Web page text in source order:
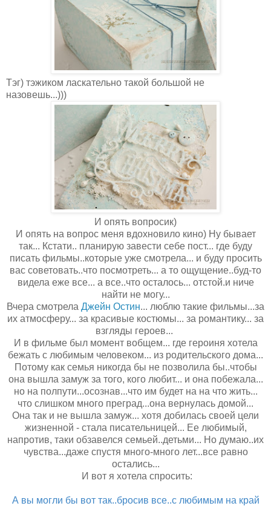
Тэг) тэжиком ласкательно такой большой не
назовешь...)))
И опять вопросик)
И опять на вопрос меня вдохновило кино) Ну бывает
так... Кстати.. планирую завести себе пост... где буду
писать фильмы..которые уже смотрела... и буду просить
вас советовать..что посмотреть... а то ощущение..буд-то
видела еже все... а все..что осталось... отстой.и ниче
найти не могу...
Вчера смотрела Джейн Остин... люблю такие фильмы...за
их атмосферу... за красивые костюмы... за романтику... за
взгляды героев...
И в фильме был момент вобщем... где героиня хотела
бежать с любимым человеком... из родительского дома...
Потому как семья никогда бы не позволила бы..чтобы
она вышла замуж за того, кого любит... и она побежала...
но на полпути...осознав...что им будет на на что жить...
что слишком много преград...она вернулась домой...
Она так и не вышла замуж... хотя добилась своей цели
жизненной - стала писательницей... Ее любимый,
напротив, таки обзавелся семьей..детьми... Но думаю..их
чувства...даже спустя много-много лет...все равно
остались...
И вот я хотела спросить:
А вы могли бы вот так..бросив все..с любимым на край